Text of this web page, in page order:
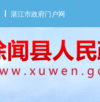
湛江市政府门户网